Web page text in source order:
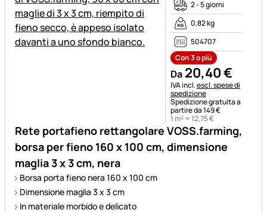
Rete portafieno rettangolare VOSS.farming,
borsa per fieno 160 x 100 cm, dimensione
maglia 3 x 3 cm, nera
Borsa porta fieno nera 160 x 100 cm
Dimensione maglia 3 x 3 cm
In materiale morbido e delicato
2 - 5 giorni
0,82 kg
504707
Con 3 o più
Da 20,40€
Informazioni fiscali:
IVA incl.escl. spese di
spedizione
Spedizione gratuita a
partire da 149 €
1 m² =12,75€